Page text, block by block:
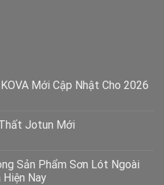
Mới Cập Nhật Cho 2026
Jotun Mới
Sản Phẩm Sơn Lót Ngoài
Nay